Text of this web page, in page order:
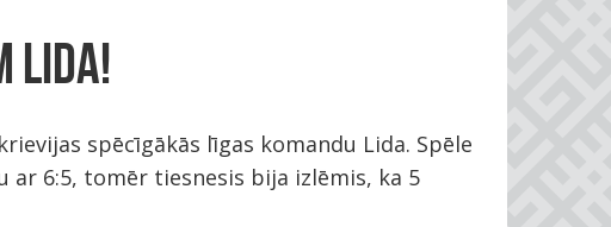
LIDA!
spēcīgākās līgas komandu Lida. Spēle
ar 6:5, tomēr tiesnesis bija izlēmis, ka 5